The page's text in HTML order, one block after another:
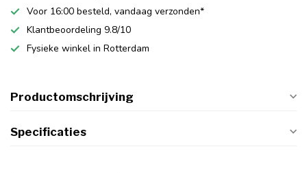
Voor 16:00 besteld, vandaag verzonden*
Klantbeoordeling 9.8/10
Fysieke winkel in Rotterdam
Productomschrijving
Specificaties